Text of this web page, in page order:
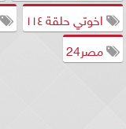
اخوتي حلقة ١١٤
مصر24